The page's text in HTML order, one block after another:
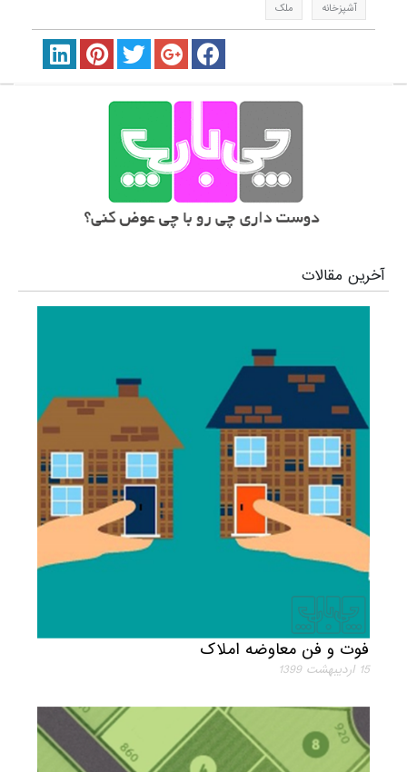
آشپزخانه
ملک
آخرین مقالات
فوت و فن معاوضه املاک
15 ارديبهشت 1399